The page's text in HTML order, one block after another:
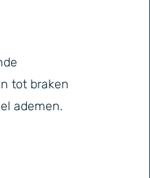
tot braken
ademen.